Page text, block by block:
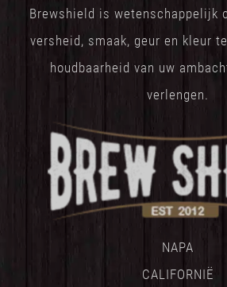
Brewshield is wetenschappelijk
versheid, smaak, geur en kleur
houdbaarheid van uw
verlengen.
NAPA
CALIFORNIË